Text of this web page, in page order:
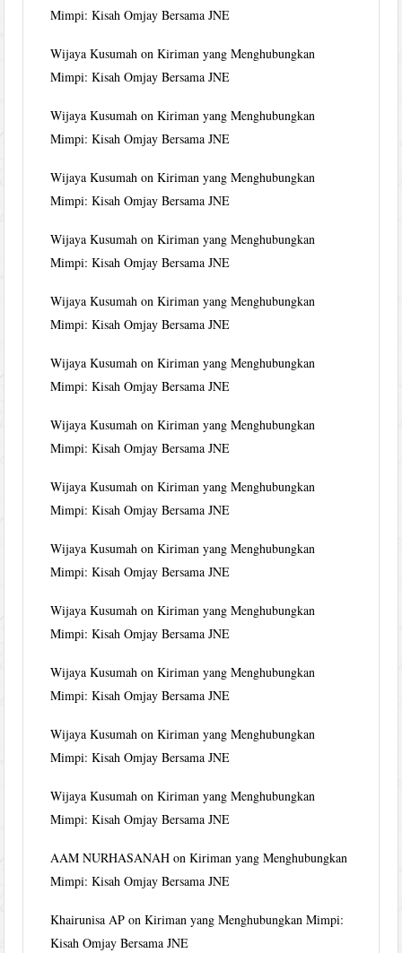
Mimpi: Kisah Omjay Bersama JNE
Wijaya Kusumah onKiriman yang Menghubungkan
Mimpi: Kisah Omjay Bersama JNE
Wijaya Kusumah onKiriman yang Menghubungkan
Mimpi: Kisah Omjay Bersama JNE
Wijaya Kusumah onKiriman yang Menghubungkan
Mimpi: Kisah Omjay Bersama JNE
Wijaya Kusumah onKiriman yang Menghubungkan
Mimpi: Kisah Omjay Bersama JNE
Wijaya Kusumah onKiriman yang Menghubungkan
Mimpi: Kisah Omjay Bersama JNE
Wijaya Kusumah onKiriman yang Menghubungkan
Mimpi: Kisah Omjay Bersama JNE
Wijaya Kusumah onKiriman yang Menghubungkan
Mimpi: Kisah Omjay Bersama JNE
Wijaya Kusumah onKiriman yang Menghubungkan
Mimpi: Kisah Omjay Bersama JNE
Wijaya Kusumah onKiriman yang Menghubungkan
Mimpi: Kisah Omjay Bersama JNE
Wijaya Kusumah onKiriman yang Menghubungkan
Mimpi: Kisah Omjay Bersama JNE
Wijaya Kusumah onKiriman yang Menghubungkan
Mimpi: Kisah Omjay Bersama JNE
Wijaya Kusumah onKiriman yang Menghubungkan
Mimpi: Kisah Omjay Bersama JNE
Wijaya Kusumah onKiriman yang Menghubungkan
Mimpi: Kisah Omjay Bersama JNE
AAM NURHASANAH onKiriman yang Menghubungkan
Mimpi: Kisah Omjay Bersama JNE
Khairunisa AP onKiriman yang Menghubungkan Mimpi:
Kisah Omjay Bersama JNE